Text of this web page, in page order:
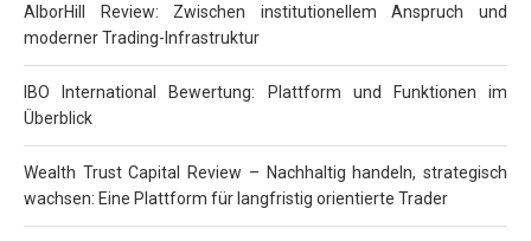
AlborHill Review: Zwischen institutionellem Anspruch und
moderner Trading-Infrastruktur
IBO International Bewertung: Plattform und Funktionen im
Überblick
Wealth Trust Capital Review – Nachhaltig handeln, strategisch
wachsen: Eine Plattform für langfristig orientierte Trader